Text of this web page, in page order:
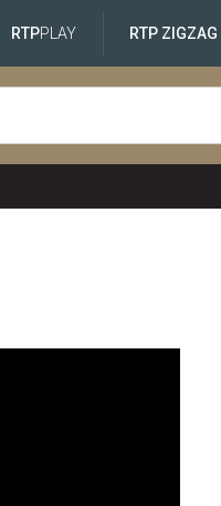
RTPPLAY RTP ZIGZAG